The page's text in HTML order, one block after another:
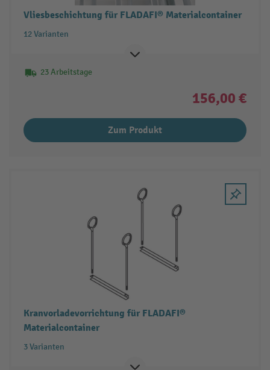
Vliesbeschichtung für FLADAFI® Materialcontainer
12 Varianten
23 Arbeitstage
156,00 €
Zum Produkt
Kranvorladevorrichtung für FLADAFI®
Materialcontainer
3 Varianten